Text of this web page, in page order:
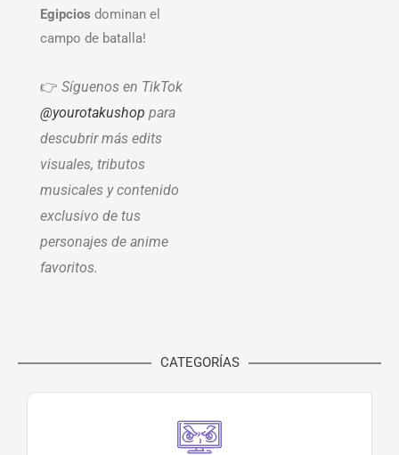
Egipcios dominan el
campo de batalla!
👉 Síguenos en TikTok
@yourotakushop para
descubrir más edits
visuales, tributos
musicales y contenido
exclusivo de tus
personajes de anime
favoritos.
CATEGORÍAS